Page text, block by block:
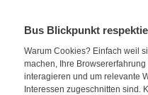
Bus Blickpunkt
Warum Cookies? Einfach weil
machen, Ihre
interagieren und um relevante
Interessen zugeschnitten sind.